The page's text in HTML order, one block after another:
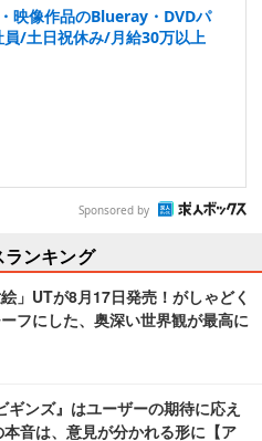
映像作品のBlueray・DVDパ
員/土日祝休み/月給30万以上
Sponsored by
ランキング
」UTが8月17日発売！がしゃどく
フにした、奥深い世界観が最高に
ギンズ』はユーザーの期待に応え
音は、意見が分かれる形に【ア